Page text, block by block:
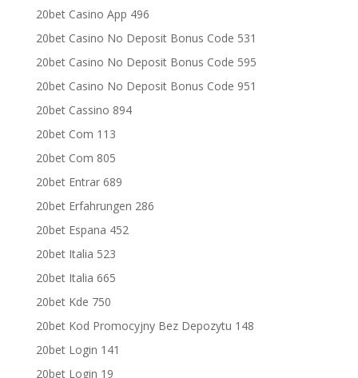
20bet Casino App 496
20bet Casino No Deposit Bonus Code 531
20bet Casino No Deposit Bonus Code 595
20bet Casino No Deposit Bonus Code 951
20bet Cassino 894
20bet Com 113
20bet Com 805
20bet Entrar 689
20bet Erfahrungen 286
20bet Espana 452
20bet Italia 523
20bet Italia 665
20bet Kde 750
20bet Kod Promocyjny Bez Depozytu 148
20bet Login 141
20bet Login 19